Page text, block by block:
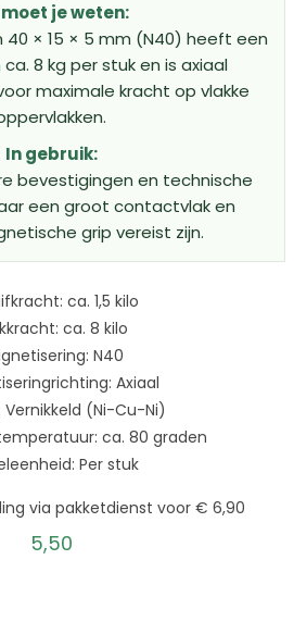
je weten:
× 15 × 5 mm (N40) heeft een
8 kg per stuk en is axiaal
maximale kracht op vlakke
In gebruik:
bevestigingen en technische
een groot contactvlak en
grip vereist zijn.
ca. 1,5 kilo
ca. 8 kilo
N40
Axiaal
(Ni-Cu-Ni)
ca. 80 graden
Per stuk
via pakketdienst voor € 6,90
5,50